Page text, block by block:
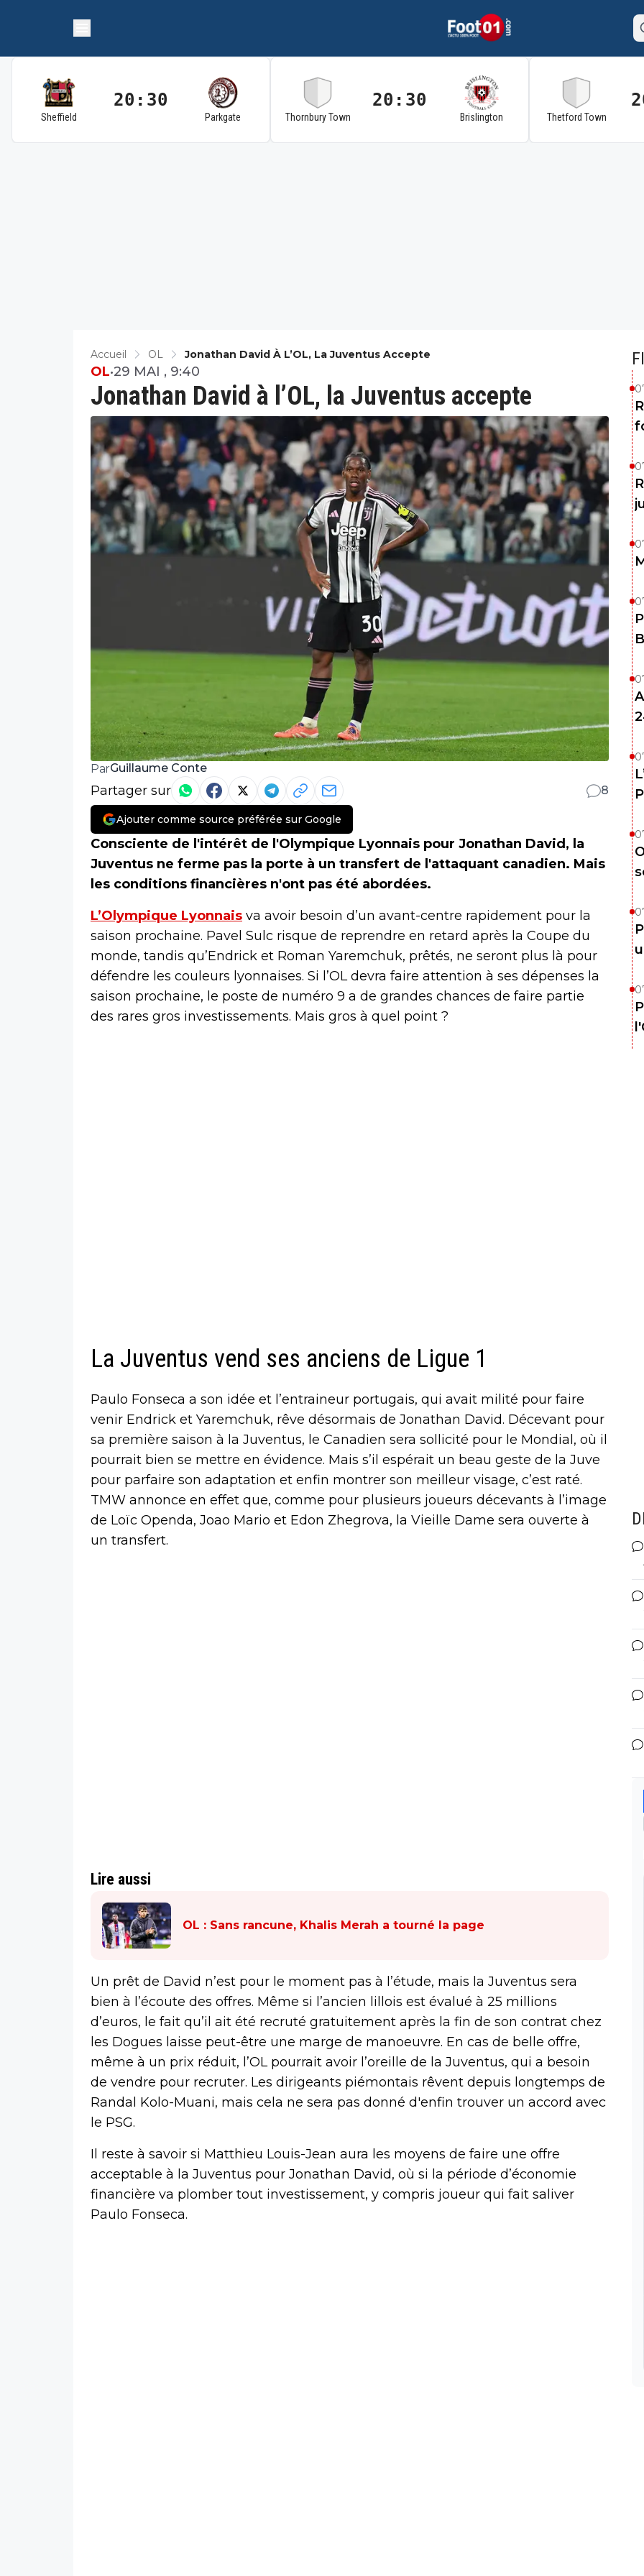
Sheffield
20:30
Parkgate Thornbury Town
20:30
Brislington Thetford Town
Accueil OL Jonathan David À L’OL, La Juventus Accepte
Jonathan David à l’OL, la Juventus accepte
OL•29 MAI , 9:40
ParGuillaume Conte
Partager sur 8
Ajouter comme source préférée sur Google
Consciente de l'intérêt de l'Olympique Lyonnais pour Jonathan David, la
Juventus ne ferme pas la porte à un transfert de l'attaquant canadien. Mais
les conditions financières n'ont pas été abordées.
L’Olympique Lyonnais va avoir besoin d’un avant-centre rapidement pour la
saison prochaine. Pavel Sulc risque de reprendre en retard après la Coupe du
monde, tandis qu’Endrick et Roman Yaremchuk, prêtés, ne seront plus là pour
défendre les couleurs lyonnaises. Si l’OL devra faire attention à ses dépenses la
saison prochaine, le poste de numéro 9 a de grandes chances de faire partie
des rares gros investissements. Mais gros à quel point ?
La Juventus vend ses anciens de Ligue 1
Paulo Fonseca a son idée et l’entraineur portugais, qui avait milité pour faire
venir Endrick et Yaremchuk, rêve désormais de Jonathan David. Décevant pour
sa première saison à la Juventus, le Canadien sera sollicité pour le Mondial, où il
pourrait bien se mettre en évidence. Mais s’il espérait un beau geste de la Juve
pour parfaire son adaptation et enfin montrer son meilleur visage, c’est raté.
TMW annonce en effet que, comme pour plusieurs joueurs décevants à l’image
de Loïc Openda, Joao Mario et Edon Zhegrova, la Vieille Dame sera ouverte à
un transfert.
Lire aussi
OL : Sans rancune, Khalis Merah a tourné la page
Un prêt de David n’est pour le moment pas à l’étude, mais la Juventus sera
bien à l’écoute des offres. Même si l’ancien lillois est évalué à 25 millions
d’euros, le fait qu’il ait été recruté gratuitement après la fin de son contrat chez
les Dogues laisse peut-être une marge de manoeuvre. En cas de belle offre,
même à un prix réduit, l’OL pourrait avoir l’oreille de la Juventus, qui a besoin
de vendre pour recruter. Les dirigeants piémontais rêvent depuis longtemps de
Randal Kolo-Muani, mais cela ne sera pas donné d'enfin trouver un accord avec
le PSG.
Il reste à savoir si Matthieu Louis-Jean aura les moyens de faire une offre
acceptable à la Juventus pour Jonathan David, où si la période d’économie
financière va plomber tout investissement, y compris joueur qui fait saliver
Paulo Fonseca.